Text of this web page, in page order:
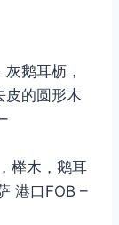
鹅耳枥，
皮的圆形木
榉木，鹅耳
港口FOB –